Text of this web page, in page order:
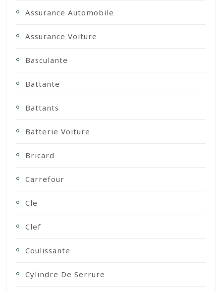
Assurance Automobile
Assurance Voiture
Basculante
Battante
Battants
Batterie Voiture
Bricard
Carrefour
Cle
Clef
Coulissante
Cylindre De Serrure